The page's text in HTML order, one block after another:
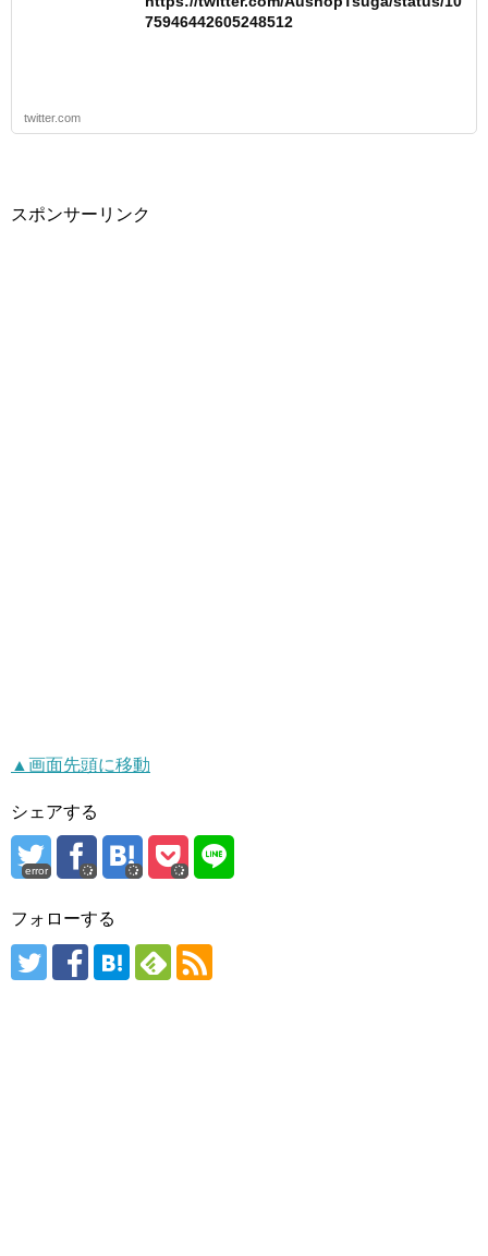
75946442605248512
twitter.com
スポンサーリンク
▲画面先頭に移動
シェアする
error
フォローする